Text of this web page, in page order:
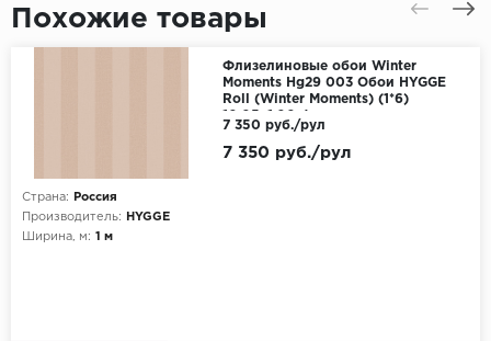
Похожие товары
Флизелиновые обои Winter
Moments Hg29 003 Обои HYGGE
Roll (Winter Moments) (1*6)
Страна:
Россия
Производитель:
HYGGE
Ширина, м: 1 м
7 350 руб./рул
7 350 руб./рул